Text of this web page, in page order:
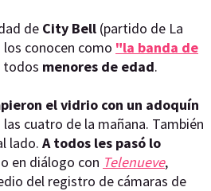
de City Bell (partido de La
los conocen como "la banda de
todos menores de edad.
el vidrio con un adoquín
las cuatro de la mañana. También
lado. A todos les pasó lo
en diálogo con Telenueve,
del registro de cámaras de